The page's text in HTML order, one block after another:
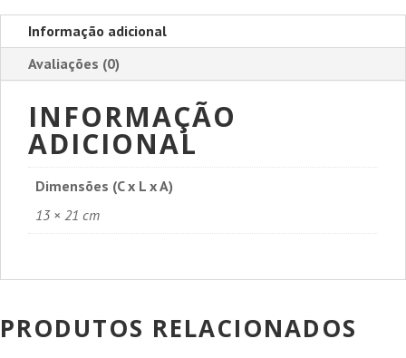
Informação adicional
Avaliações (0)
INFORMAÇÃO
ADICIONAL
Dimensões (C x L x A)
13 × 21 cm
PRODUTOS RELACIONADOS